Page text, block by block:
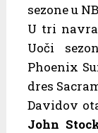
sezone u
U tri
Uoči
Phoenix
dres
Davidov
John